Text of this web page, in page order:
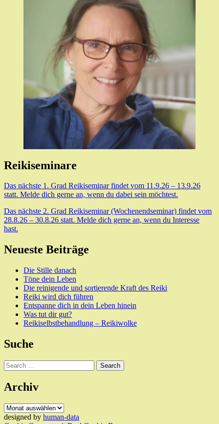
Reikiseminare
Das nächste 1. Grad Reikiseminar findet vom 11.9.26 – 13.9.26
statt. Melde dich gerne an, wenn du dabei sein möchtest.
Das nächste 2. Grad Reikiseminar (Wochenendseminar) findet vom
28.8.26 – 30.8.26 statt. Melde dich gerne an, wenn du Interesse
hast.
Neueste Beiträge
Die Stille danach
Töne dein Leben
Die reinigende und sortierende Kraft des Reiki
Reiki wird dich führen
Entspanne dich in dein Leben hinein
Was tut dir gut?
Reikiselbstbehandlung – Reikiwolke
Suche
Search
Archiv
Archiv
designed by human-data